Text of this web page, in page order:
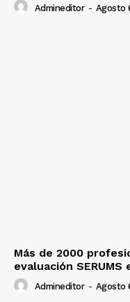
Admineditor - Agosto
Más de 2000
evaluación SERUMS
Admineditor - Agosto